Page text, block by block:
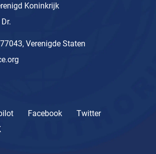
Koninkrijk
Verenigde Staten
Facebook
Twitter